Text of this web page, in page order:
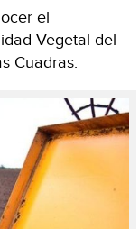
el
Vegetal del
Cuadras.